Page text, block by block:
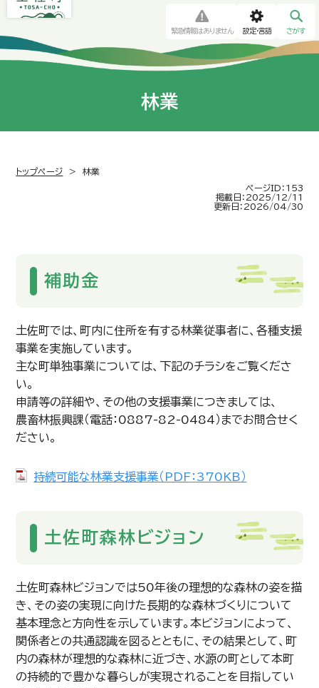
緊急情報はありません 設定・言語 さがす
林業
トップページ >
林業
ページID：153
掲載日：2025/12/11
更新日：2026/04/30
補助金
土佐町では、町内に住所を有する林業従事者に、各種支援
事業を実施しています。
主な町単独事業については、下記のチラシをご覧くださ
い。
申請等の詳細や、その他の支援事業につきましては、
農畜林振興課（電話：0887-82-0484）までお問合せく
ださい。
持続可能な林業支援事業（PDF：370KB）
土佐町森林ビジョン
土佐町森林ビジョンでは50年後の理想的な森林の姿を描
き、その姿の実現に向けた長期的な森林づくりについて
基本理念と方向性を示しています。本ビジョンによって、
関係者との共通認識を図るとともに、その結果として、町
内の森林が理想的な森林に近づき、水源の町として本町
の持続的で豊かな暮らしが実現されることを目指してい